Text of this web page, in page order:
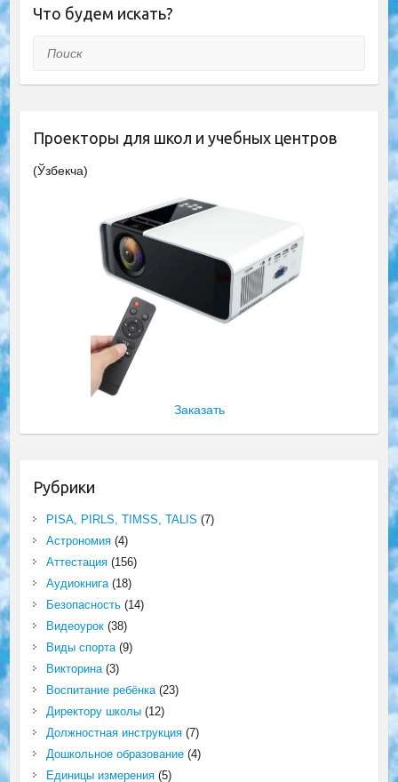
Что будем искать?
Поиск
Проекторы для школ и учебных центров
(Ўзбекча)
Заказать
Рубрики
PISA, PIRLS, TIMSS, TALIS (7)
Астрономия(4)
Аттестация(156)
Аудиокнига(18)
Безопасность(14)
Видеоурок(38)
Виды спорта(9)
Викторина(3)
Воспитание ребёнка(23)
Директору школы(12)
Должностная инструкция(7)
Дошкольное образование(4)
Единицы измерения(5)